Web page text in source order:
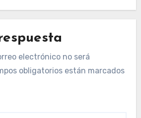
electrónico no será
obligatorios están marcados